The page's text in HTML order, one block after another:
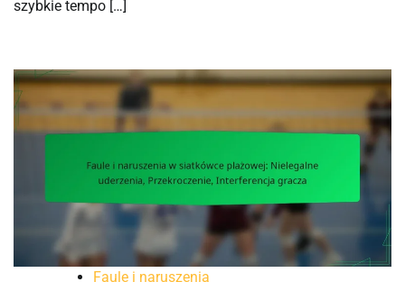
szybkie tempo […]
Faule i naruszenia